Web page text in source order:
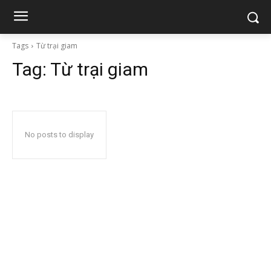
Tags Từ trại giam
Tag: Từ trại giam
No posts to display